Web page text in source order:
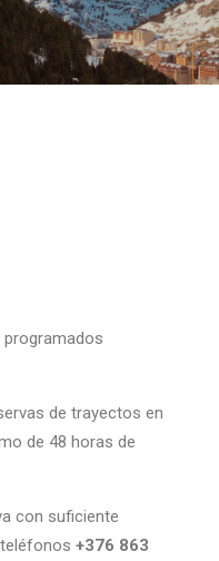
de trayectos en
de 48 horas de
con suficiente
+376 863